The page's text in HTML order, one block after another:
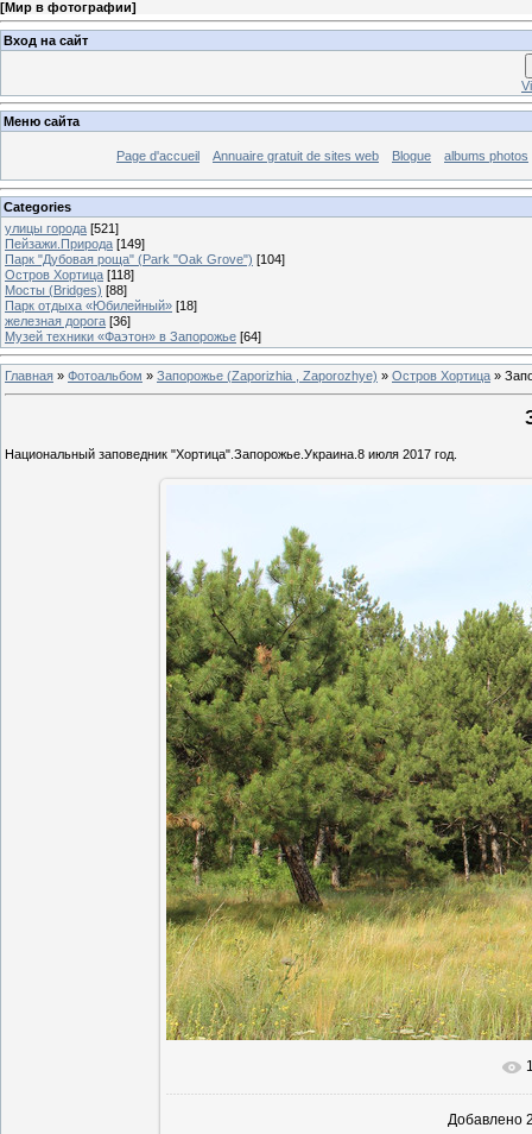
[Мир в фотографии]
Вход на сайт
Меню сайта
Page d'accueil Annuaire gratuit de sites web Blogue albums photos
Categories
улицы города [521]
Пейзажи.Природа [149]
Парк "Дубовая роща" (Park "Oak Grove") [104]
Остров Хортица [118]
Мосты (Bridges) [88]
Парк отдыха «Юбилейный» [18]
железная дорога [36]
Музей техники «Фаэтон» в Запорожье [64]
Главная » Фотоальбом » Запорожье (Zaporizhia , Zaporozhye) » Остров Хортица »
Национальный заповедник "Хортица".Запорожье.Украина.8 июля 2017 год.
В
Добавлено